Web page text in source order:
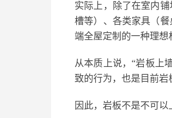
实际上，除了在室内
槽等）、各类家具（
端全屋定制的一种理想
从本质上说，“岩板上
致的行为，也是目前岩
因此，岩板不是不可以